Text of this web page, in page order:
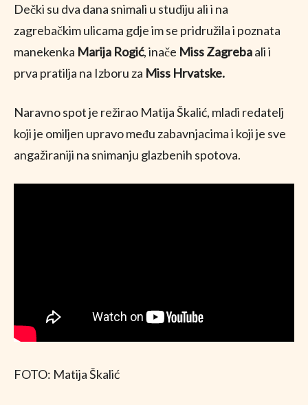
Dečki su dva dana snimali u studiju ali i na
zagrebačkim ulicama gdje im se pridružila i poznata
manekenka Marija Rogić, inače Miss Zagrebaali i
prva pratilja na Izboru za Miss Hrvatske.
Naravno spot je režirao Matija Škalić, mladi redatelj
koji je omiljen upravo među zabavnjacima i koji je sve
angažiraniji na snimanju glazbenih spotova.
FOTO: Matija Škalić